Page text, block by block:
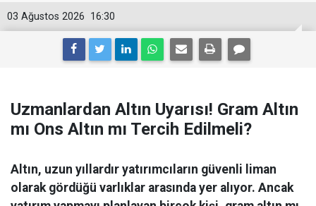
16:30
03 Ağustos 2026
Uzmanlardan Altın Uyarısı! Gram Altın
mı Ons Altın mı Tercih Edilmeli?
Altın, uzun yıllardır yatırımcıların güvenli liman
olarak gördüğü varlıklar arasında yer alıyor. Ancak